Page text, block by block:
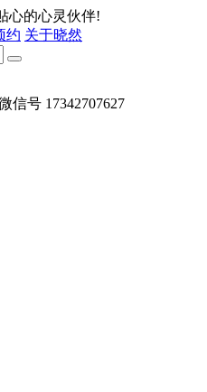
心的心灵伙伴!
约 关于晓然
信号 17342707627